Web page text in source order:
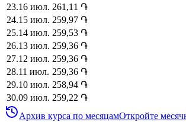
23.16 июл. 261,11 ֏
24.15 июл. 259,97 ֏
25.14 июл. 259,53 ֏
26.13 июл. 259,36 ֏
27.12 июл. 259,36 ֏
28.11 июл. 259,36 ֏
29.10 июл. 258,94 ֏
30.09 июл. 259,22 ֏
Архив курса по месяцамОткройте